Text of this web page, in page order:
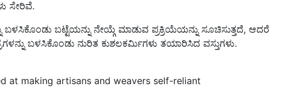
ಬಳಸಿಕೊಂಡು ಬಟ್ಟೆಯನ್ನು ನೇಯ್ಗೆ ಮಾಡುವ ಪ್ರಕ್ರಿಯೆಯನ್ನು ಸೂಚಿಸುತ್ತದೆ, ಆದರೆ
ಬಳಸಿಕೊಂಡು ನುರಿತ ಕುಶಲಕರ್ಮಿಗಳು ತಯಾರಿಸಿದ ವಸ್ತುಗಳು.
at making artisans and weavers self-reliant